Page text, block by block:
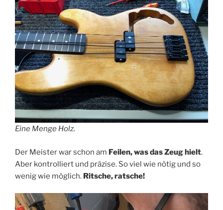
Eine Menge Holz.
Der Meister war schon am Feilen, was das Zeug hielt.
Aber kontrolliert und präzise. So viel wie nötig und so
wenig wie möglich. Ritsche, ratsche!